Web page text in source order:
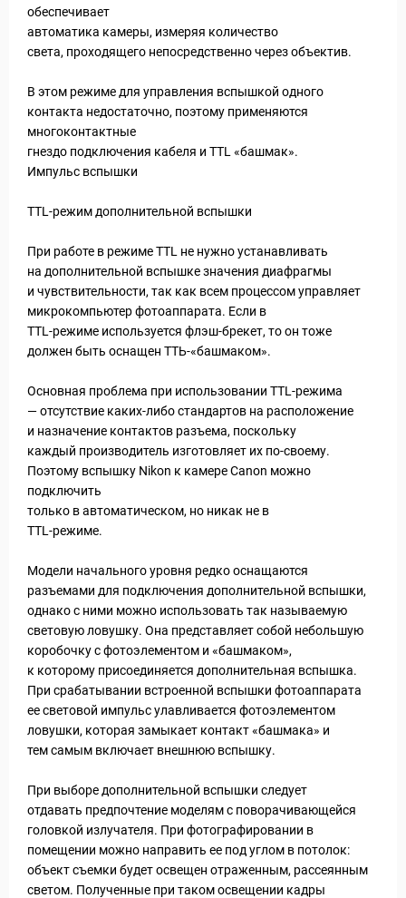
обеспечивает
автоматика камеры, измеряя количество
света, проходящего непосредственно через объектив.
В этом режиме для управления вспышкой одного
контакта недостаточно, поэтому применяются
многоконтактные
гнездо подключения кабеля и TTL «башмак».
Импульс вспышки
TTL-режим дополнительной вспышки
При работе в режиме TTL не нужно устанавливать
на дополнительной вспышке значения диафрагмы
и чувствительности, так как всем процессом управляет
микрокомпьютер фотоаппарата. Если в
TTL-режиме используется флэш-брекет, то он тоже
должен быть оснащен ТТЬ-«башмаком».
Основная проблема при использовании TTL-peжима
— отсутствие каких-либо стандартов на расположение
и назначение контактов разъема, поскольку
каждый производитель изготовляет их по-своему.
Поэтому вспышку Nikon к камере Canon можно
подключить
только в автоматическом, но никак не в
TTL-режиме.
Модели начального уровня редко оснащаются
разъемами для подключения дополнительной вспышки,
однако с ними можно использовать так называемую
световую ловушку. Она представляет собой небольшую
коробочку с фотоэлементом и «башмаком»,
к которому присоединяется дополнительная вспышка.
При срабатывании встроенной вспышки фотоаппарата
ее световой импульс улавливается фотоэлементом
ловушки, которая замыкает контакт «башмака» и
тем самым включает внешнюю вспышку.
При выборе дополнительной вспышки следует
отдавать предпочтение моделям с поворачивающейся
головкой излучателя. При фотографировании в
помещении можно направить ее под углом в потолок:
объект съемки будет освещен отраженным, рассеянным
светом. Полученные при таком освещении кадры